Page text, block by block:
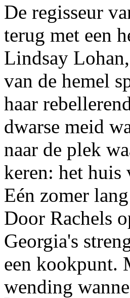
De regisseur
terug met een
Lindsay
van de hemel
haar
dwarse meid
naar de plek
keren: het huis
Eén zomer
Door Rachels
Georgia's
een kookpunt.
wending